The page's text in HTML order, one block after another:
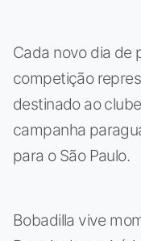
Cada novo dia de
competição
destinado ao
campanha
para o São Paulo.
Bobadilla vive